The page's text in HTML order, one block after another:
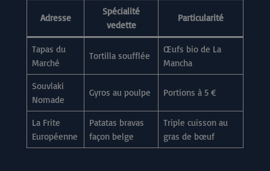
Adresse
Spécialité
vedette
Particularité
Tapas du
Marché
Tortilla soufflée
Œufs bio de La
Mancha
Souvlaki
Nomade
Gyros au poulpe Portions à 5 €
La Frite
Européenne
Patatas bravas
façon belge
Triple cuisson au
gras de bœuf